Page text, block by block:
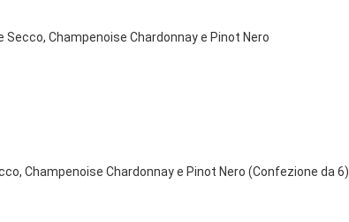
Secco, Champenoise Chardonnay e Pinot Nero
Champenoise Chardonnay e Pinot Nero (Confezione da 6)